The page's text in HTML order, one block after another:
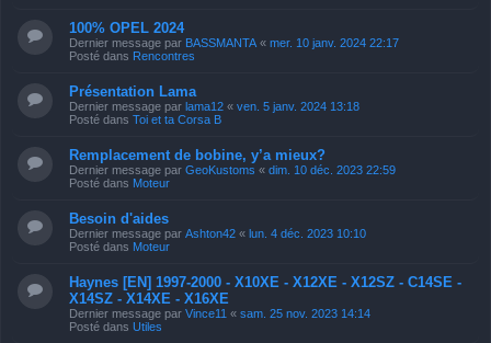
100% OPEL 2024
Dernier message par BASSMANTA « mer. 10 janv. 2024 22:17
Posté dans Rencontres
Présentation Lama
Dernier message par lama12 « ven. 5 janv. 2024 13:18
Posté dans Toi et ta Corsa B
Remplacement de bobine, y’a mieux?
Dernier message par GeoKustoms « dim. 10 déc. 2023 22:59
Posté dans Moteur
Besoin d'aides
Dernier message par Ashton42 « lun. 4 déc. 2023 10:10
Posté dans Moteur
Haynes [EN] 1997-2000 - X10XE - X12XE - X12SZ - C14SE -
X14SZ - X14XE - X16XE
Dernier message par Vince11 « sam. 25 nov. 2023 14:14
Posté dans Utiles